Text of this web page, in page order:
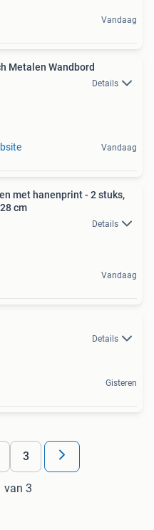
Vandaag
Metalen Wandbord
Details
Vandaag
met hanenprint - 2 stuks,
cm
Details
Vandaag
Details
Gisteren
3
van 3